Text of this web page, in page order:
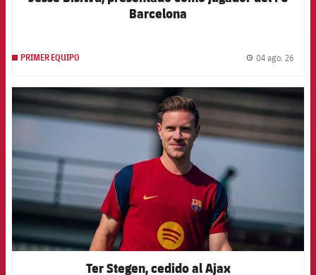
Barcelona
PRIMER EQUIPO 04 ago. 26
FCB Barcelona badge
Ter Stegen, cedido al Ajax